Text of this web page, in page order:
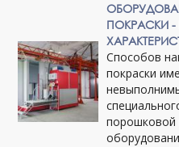
ПОКРАСКИ
Способов
покраски
порошковой